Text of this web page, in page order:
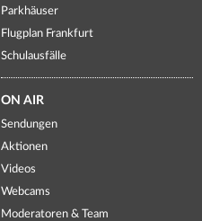
Parkhäuser
Flugplan Frankfurt
Schulausfälle
ON AIR
Sendungen
Aktionen
Videos
Webcams
Moderatoren & Team